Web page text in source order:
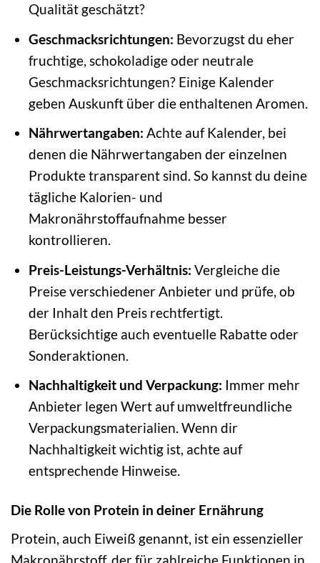
Qualität geschätzt?
Geschmacksrichtungen: Bevorzugst du eher
fruchtige, schokoladige oder neutrale
Geschmacksrichtungen? Einige Kalender
geben Auskunft über die enthaltenen Aromen.
Nährwertangaben: Achte auf Kalender, bei
denen die Nährwertangaben der einzelnen
Produkte transparent sind. So kannst du deine
tägliche Kalorien- und
Makronährstoffaufnahme besser
kontrollieren.
Preis-Leistungs-Verhältnis: Vergleiche die
Preise verschiedener Anbieter und prüfe, ob
der Inhalt den Preis rechtfertigt.
Berücksichtige auch eventuelle Rabatte oder
Sonderaktionen.
Nachhaltigkeit und Verpackung: Immer mehr
Anbieter legen Wert auf umweltfreundliche
Verpackungsmaterialien. Wenn dir
Nachhaltigkeit wichtig ist, achte auf
entsprechende Hinweise.
Die Rolle von Protein in deiner Ernährung
Protein, auch Eiweiß genannt, ist ein essenzieller
Makronährstoff, der für zahlreiche Funktionen in